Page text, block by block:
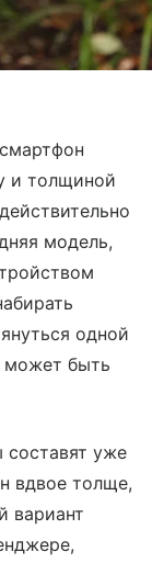
и толщиной
модель,
одной
может быть
составят уже
вдвое толще,
вариант